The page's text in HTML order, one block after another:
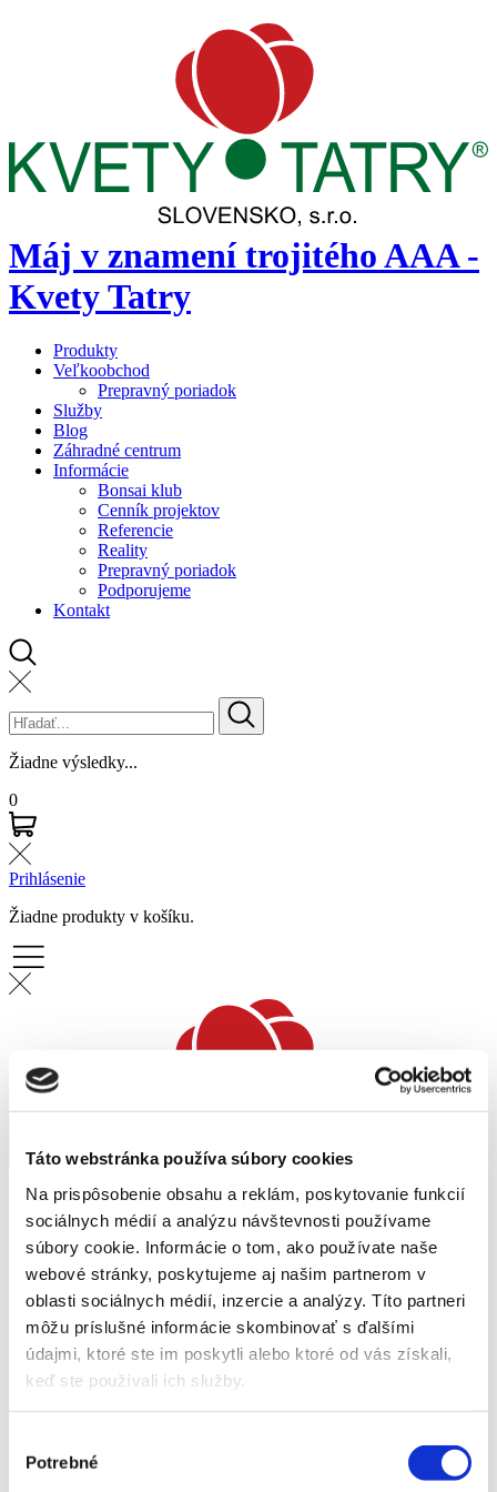
Táto webstránka používa súbory cookies
Na prispôsobenie obsahu a reklám, poskytovanie funkcií
sociálnych médií a analýzu návštevnosti používame
súbory cookie. Informácie o tom, ako používate naše
webové stránky, poskytujeme aj našim partnerom v
oblasti sociálnych médií, inzercie a analýzy. Títo partneri
môžu príslušné informácie skombinovať s ďalšími
údajmi, ktoré ste im poskytli alebo ktoré od vás získali,
keď ste používali ich služby.
súhlasu
Potrebné
Máj v znamení trojitého AAA -
Kvety Tatry
Produkty
Veľkoobchod
Prepravný poriadok
Služby
Blog
Záhradné centrum
Informácie
Bonsai klub
Cenník projektov
Referencie
Reality
Prepravný poriadok
Podporujeme
Kontakt
Žiadne výsledky...
0
Prihlásenie
Žiadne produkty v košíku.
Produkty
Veľkoobchod
Prepravný poriadok
Služby
Záhradné centrum
Informácie
Bonsai klub
Referencie